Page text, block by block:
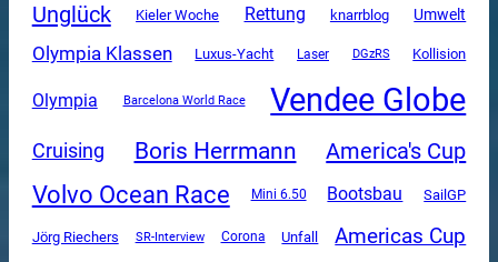
Unglück Kieler Woche Rettung knarrblog Umwelt
Olympia Klassen Luxus-Yacht Laser DGzRS Kollision
Olympia Barcelona World Race Vendee Globe
Cruising Boris Herrmann America's Cup
Volvo Ocean Race Mini 6.50 Bootsbau SailGP
Jörg Riechers SR-Interview Corona Unfall Americas Cup